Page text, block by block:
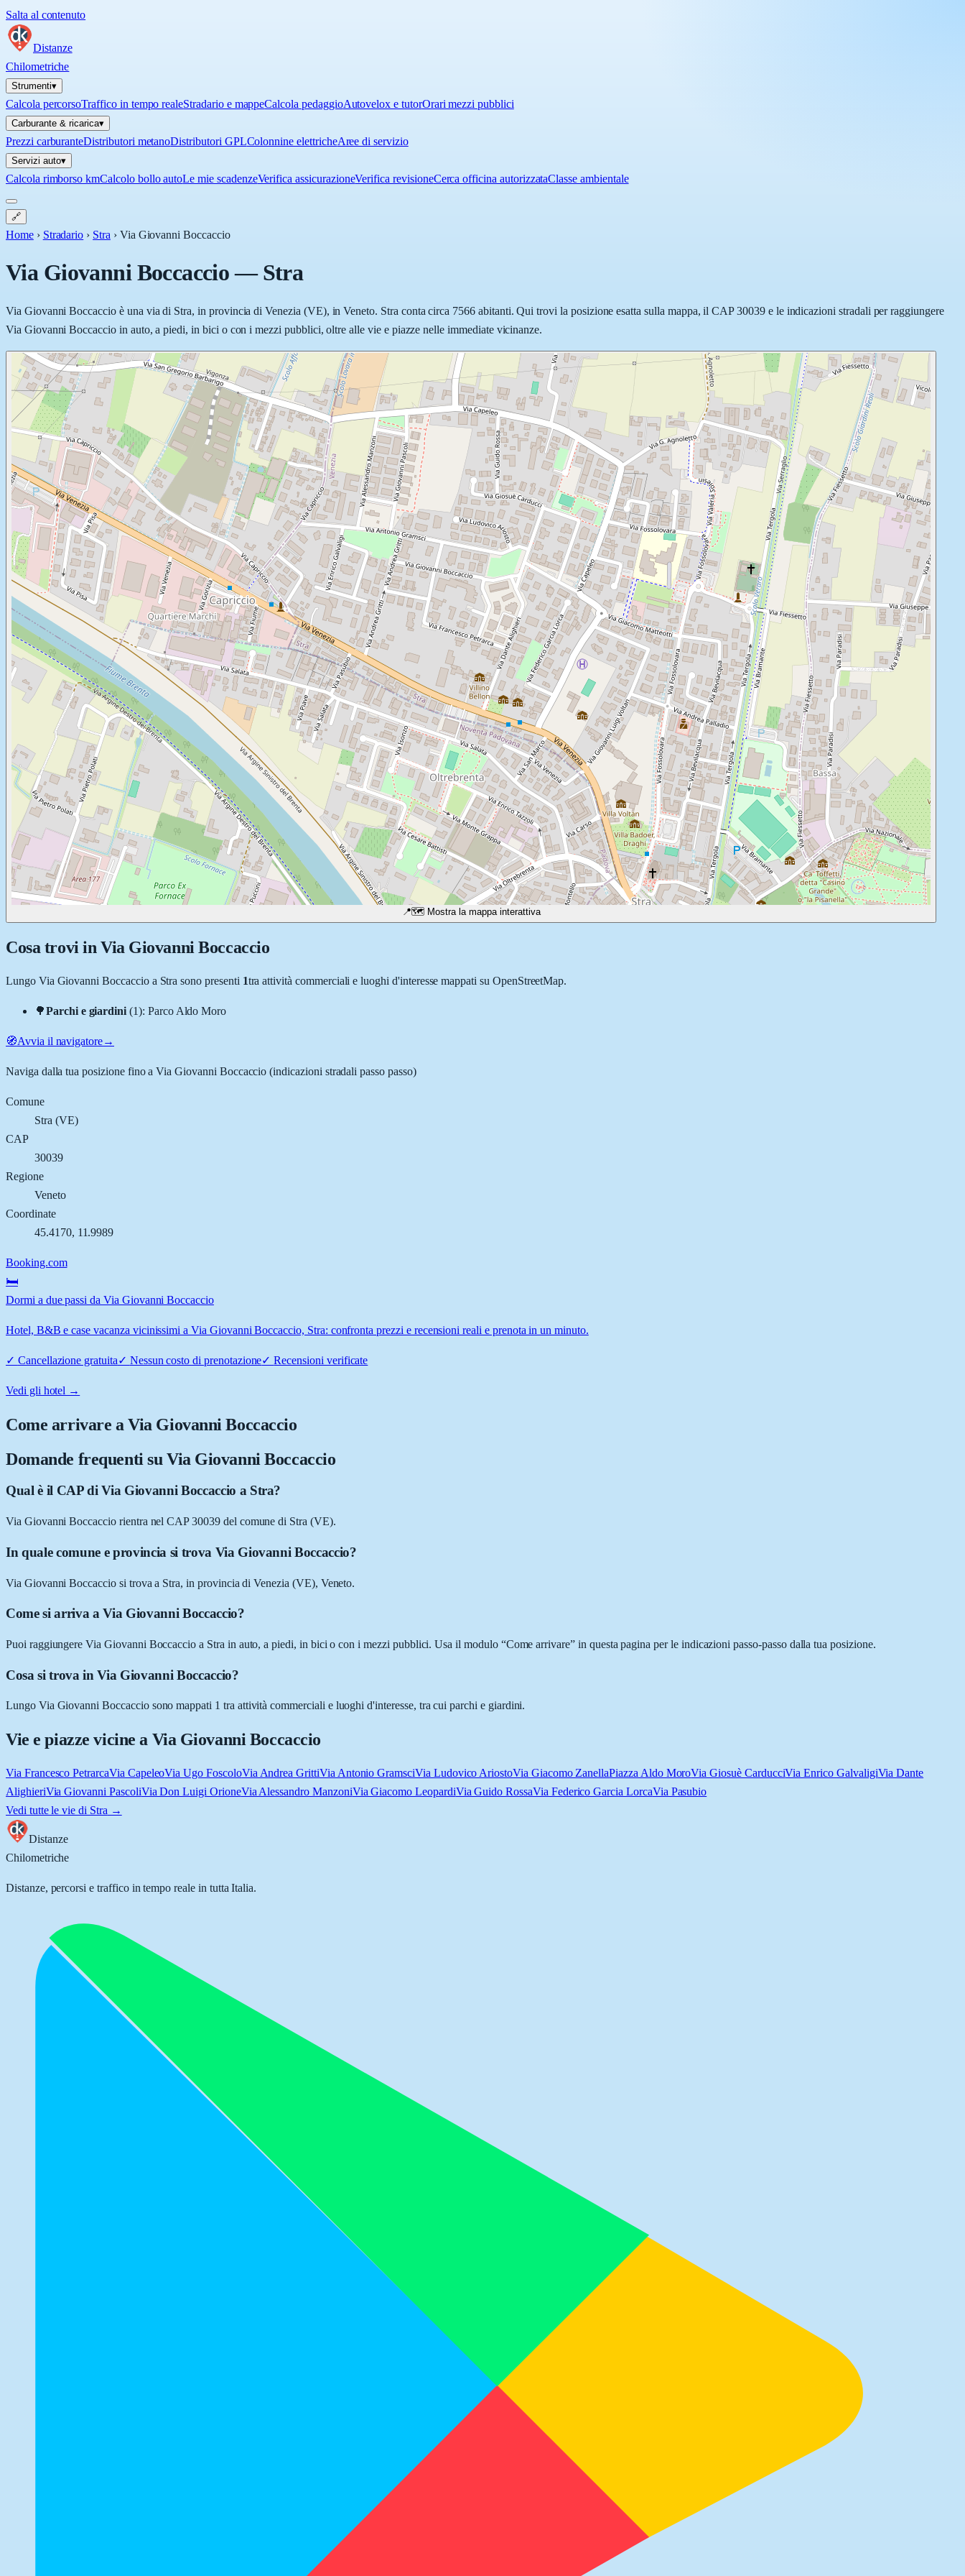
Salta al contenuto
Distanze
Chilometriche
Strumenti▾
Calcola percorsoTraffico in tempo realeStradario e mappeCalcola pedaggioAutovelox e tutorOrari mezzi pubblici
Carburante & ricarica▾
Prezzi carburanteDistributori metanoDistributori GPLColonnine elettricheAree di servizio
Servizi auto▾
Calcola rimborso kmCalcolo bollo autoLe mie scadenzeVerifica assicurazioneVerifica revisioneCerca officina autorizzataClasse ambientale
🔗
Home › Stradario › Stra › Via Giovanni Boccaccio
Via Giovanni Boccaccio—Stra
Via Giovanni Boccaccio è una via di Stra, in provincia di Venezia (VE), in Veneto. Stra conta circa 7566 abitanti. Qui trovi la posizione esatta sulla mappa, il CAP 30039 e le indicazioni stradali per raggiungere
Via Giovanni Boccaccio in auto, a piedi, in bici o con i mezzi pubblici, oltre alle vie e piazze nelle immediate vicinanze.
📍🗺️ Mostra la mappa interattiva
Cosa trovi in Via Giovanni Boccaccio
Lungo Via Giovanni Boccaccioa Stra sono presenti 1tra attività commerciali e luoghi d'interesse mappati su OpenStreetMap.
🌳Parchi e giardini (1): Parco Aldo Moro
🧭Avvia il navigatore→
Naviga dalla tua posizione fino aVia Giovanni Boccaccio (indicazioni stradali passo passo)
Comune
Stra (VE)
CAP
30039
Regione
Veneto
Coordinate
45.4170, 11.9989
Booking.com
🛏️
Dormi a due passi da Via Giovanni Boccaccio
Hotel, B&B e case vacanza vicinissimi a Via Giovanni Boccaccio, Stra: confronta prezzi e recensioni reali e prenota in un minuto.
✓ Cancellazione gratuita✓ Nessun costo di prenotazione✓Recensioni verificate
Vedi gli hotel →
Come arrivare aVia Giovanni Boccaccio
Domande frequenti su Via Giovanni Boccaccio
Qual è il CAP di Via Giovanni Boccaccio a Stra?
Via Giovanni Boccaccio rientra nel CAP 30039 del comune di Stra (VE).
In quale comune e provincia si trova Via Giovanni Boccaccio?
Via Giovanni Boccaccio si trova a Stra, in provincia di Venezia (VE), Veneto.
Come si arriva a Via Giovanni Boccaccio?
Puoi raggiungere Via Giovanni Boccaccio a Stra in auto, a piedi, in bici o con i mezzi pubblici. Usa il modulo “Come arrivare” in questa pagina per le indicazioni passo-passo dalla tua posizione.
Cosa si trova in Via Giovanni Boccaccio?
Lungo Via Giovanni Boccaccio sono mappati 1 tra attività commerciali e luoghi d'interesse, tra cui parchi e giardini.
Vie e piazze vicine a Via Giovanni Boccaccio
Via Francesco PetrarcaVia CapeleoVia Ugo FoscoloVia Andrea GrittiVia Antonio GramsciVia Ludovico AriostoVia Giacomo ZanellaPiazza Aldo MoroVia Giosuè CarducciVia Enrico GalvaligiVia Dante
AlighieriVia Giovanni PascoliVia Don Luigi OrioneVia Alessandro ManzoniVia Giacomo LeopardiVia Guido RossaVia Federico Garcia LorcaVia Pasubio
Vedi tutte le vie di Stra →
Distanze
Chilometriche
Distanze, percorsi e traffico in tempo reale in tutta Italia.